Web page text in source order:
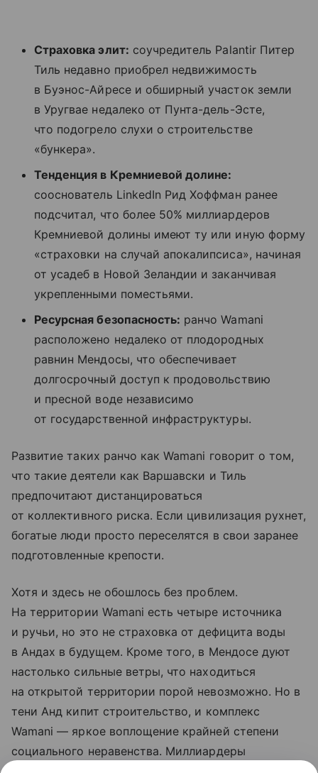
Страховка элит: соучредитель Palantir Питер
Тиль недавно приобрел недвижимость
в Буэнос-Айресе и обширный участок земли
в Уругвае недалеко от Пунта-дель-Эсте,
что подогрело слухи о строительстве
«бункера».
Тенденция в Кремниевой долине:
сооснователь LinkedIn Рид Хоффман ранее
подсчитал, что более 50% миллиардеров
Кремниевой долины имеют ту или иную форму
«страховки на случай апокалипсиса», начиная
от усадеб в Новой Зеландии и заканчивая
укрепленными поместьями.
Ресурсная безопасность: ранчо Wamani
расположено недалеко от плодородных
равнин Мендосы, что обеспечивает
долгосрочный доступ к продовольствию
и пресной воде независимо
от государственной инфраструктуры.
Развитие таких ранчо как Wamani говорит о том,
что такие деятели как Варшавски и Тиль
предпочитают дистанцироваться
от коллективного риска. Если цивилизация рухнет,
богатые люди просто переселятся в свои заранее
подготовленные крепости.
Хотя и здесь не обошлось без проблем.
На территории Wamani есть четыре источника
и ручьи, но это не страховка от дефицита воды
в Андах в будущем. Кроме того, в Мендосе дуют
настолько сильные ветры, что находиться
на открытой территории порой невозможно. Но в
тени Анд кипит строительство, и комплекс
Wamani — яркое воплощение крайней степени
социального неравенства. Миллиардеры